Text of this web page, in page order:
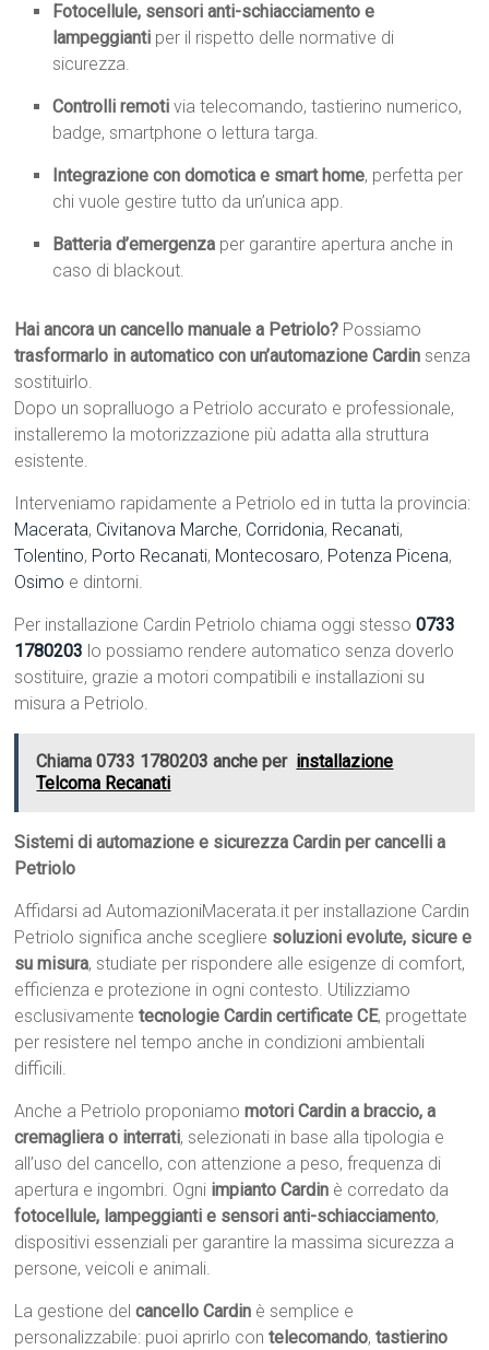
Fotocellule, sensori anti-schiacciamento e
lampeggianti per il rispetto delle normative di
sicurezza.
Controlli remoti via telecomando, tastierino numerico,
badge, smartphone o lettura targa.
Integrazione con domotica e smart home, perfetta per
chi vuole gestire tutto da un’unica app.
Batteria d’emergenza per garantire apertura anche in
caso di blackout.
Hai ancora un cancello manuale a Petriolo? Possiamo
trasformarlo in automatico con un’automazione Cardin senza
sostituirlo.
Dopo un sopralluogo a Petriolo accurato e professionale,
installeremo la motorizzazione più adatta alla struttura
esistente.
Interveniamo rapidamente a Petriolo ed in tutta la provincia:
Macerata, Civitanova Marche, Corridonia, Recanati,
Tolentino, Porto Recanati, Montecosaro, Potenza Picena,
Osimo e dintorni.
Per installazione Cardin Petriolo chiama oggi stesso0733
1780203 lo possiamo rendere automatico senza doverlo
sostituire, grazie a motori compatibili e installazioni su
misura a Petriolo.
Chiama 0733 1780203 anche per installazione
Telcoma Recanati
Sistemi di automazione e sicurezza Cardin per cancelli a
Petriolo
Affidarsi ad AutomazioniMacerata.it per installazione Cardin
Petriolo significa anche scegliere soluzioni evolute, sicure e
su misura, studiate per rispondere alle esigenze di comfort,
efficienza e protezione in ogni contesto. Utilizziamo
esclusivamentetecnologie Cardin certificate CE, progettate
per resistere nel tempo anche in condizioni ambientali
difficili.
Anche a Petriolo proponiamomotori Cardin a braccio, a
cremagliera o interrati, selezionati in base alla tipologia e
all’uso del cancello, con attenzione a peso, frequenza di
apertura e ingombri. Ogni impianto Cardin è corredato da
fotocellule, lampeggianti e sensori anti-schiacciamento,
dispositivi essenziali per garantire la massima sicurezza a
persone, veicoli e animali.
La gestione delcancello Cardin è semplice e
personalizzabile: puoi aprirlo contelecomando,tastierino